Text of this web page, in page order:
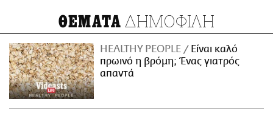
ΘΕΜΑΤΑ ΔΗΜΟΦΙΛΗ
HEALTHY PEOPLE
Είναι καλό
πρωινό η βρόμη; Ένας γιατρός
απαντά